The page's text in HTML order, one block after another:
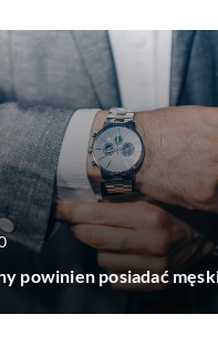
powinien posiadać